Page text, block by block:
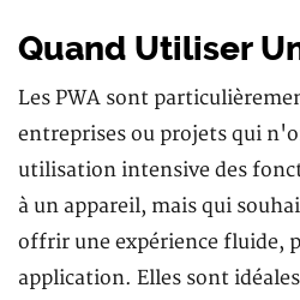
Quand Utiliser
Les PWA sont
entreprises ou projets qui
utilisation intensive des
à un appareil, mais qui
offrir une expérience fluide,
application. Elles sont